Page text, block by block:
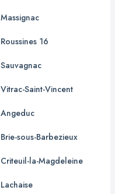
Massignac
Roussines 16
Sauvagnac
Vitrac-Saint-Vincent
Angeduc
Brie-sous-Barbezieux
Criteuil-la-Magdeleine
Lachaise